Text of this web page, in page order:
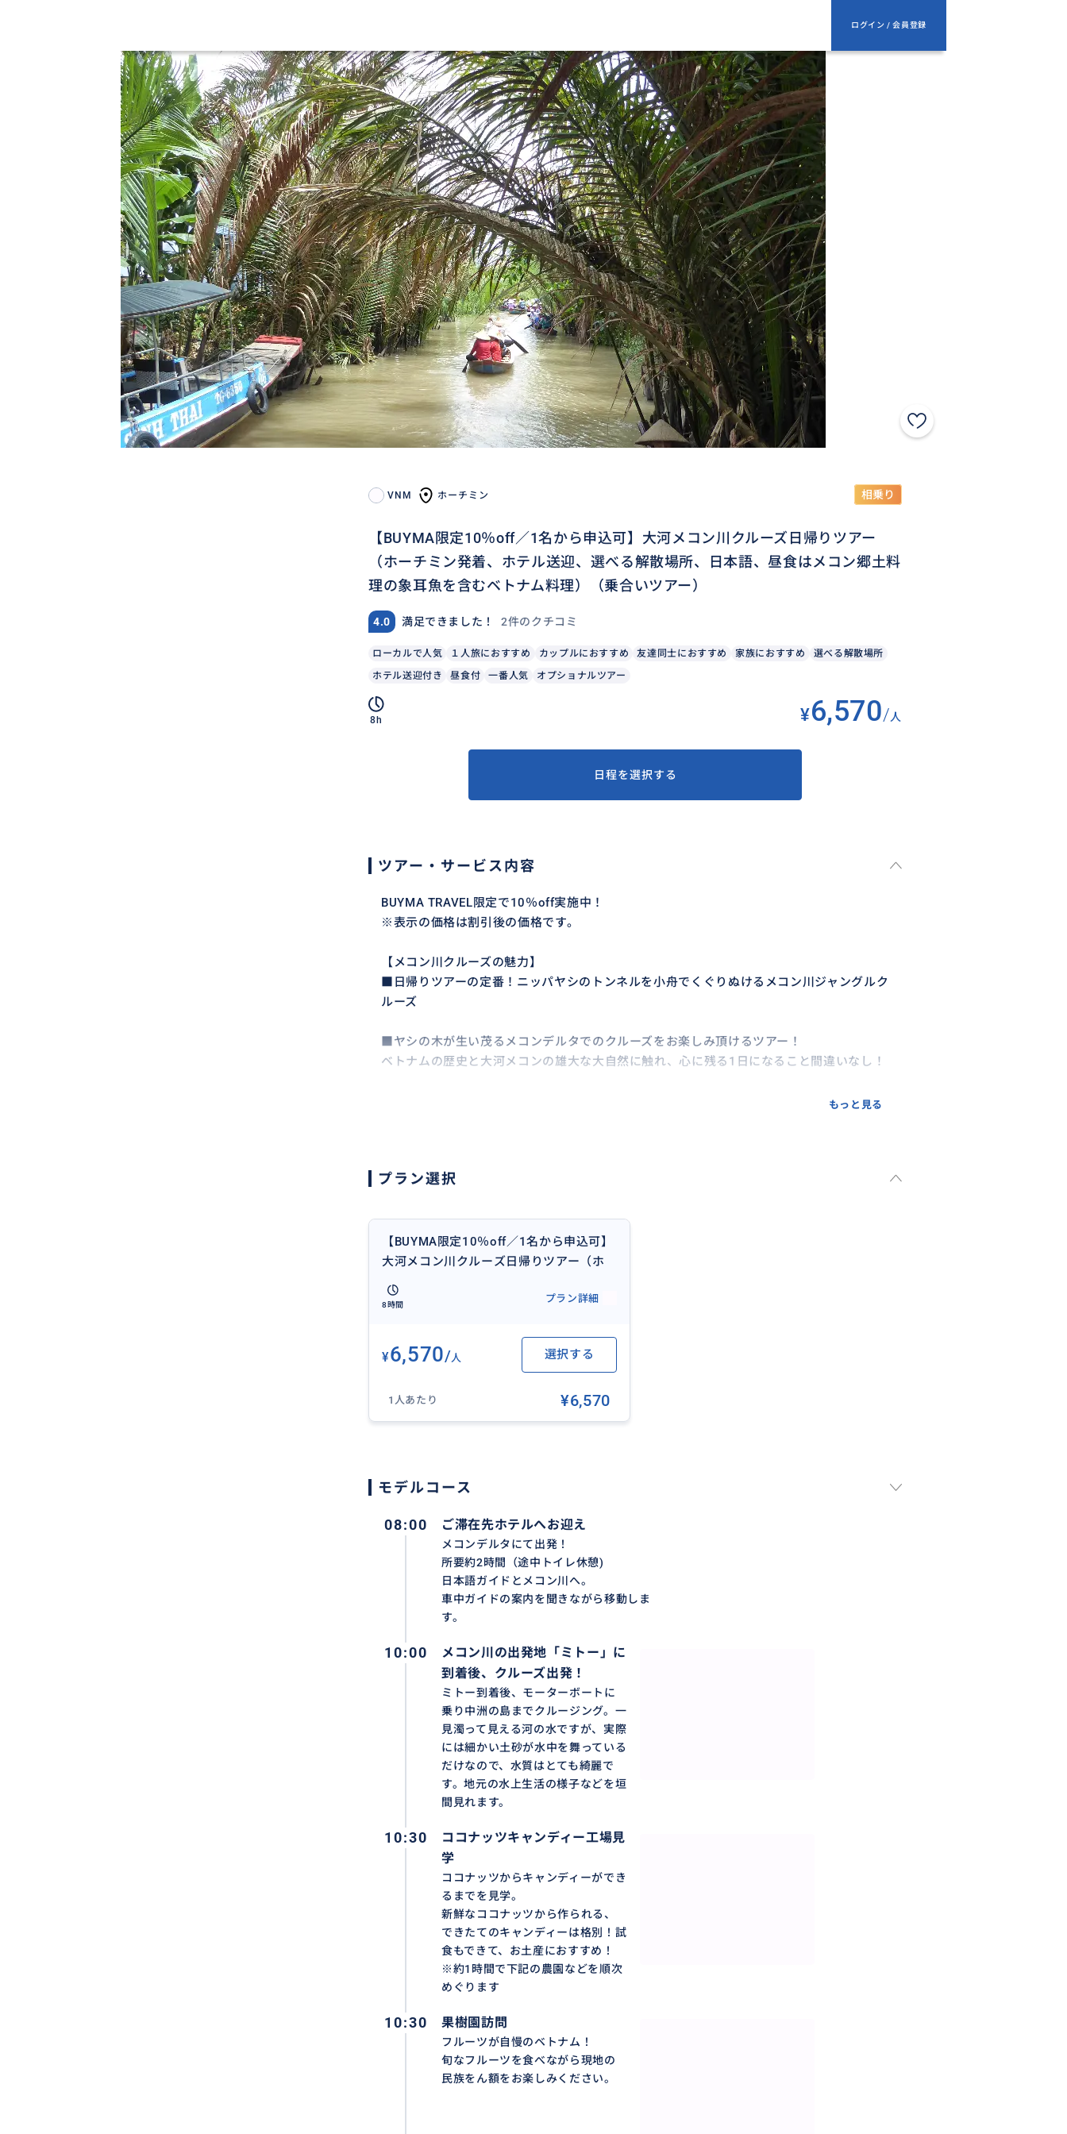
ログイン / 会員登録
VNM ホーチミン 相乗り
【BUYMA限定10％off／1名から申込可】大河メコン川クルーズ日帰りツアー
（ホーチミン発着、ホテル送迎、選べる解散場所、日本語、昼食はメコン郷土料
理の象耳魚を含むベトナム料理）（乗合いツアー）
4.0 満足できました！ 2件のクチコミ
ローカルで人気 １人旅におすすめ カップルにおすすめ 友達同士におすすめ 家族におすすめ
選べる解散場所
ホテル送迎付き
昼食付 一番人気 オプショナルツアー
8h ¥6,570/人
日程を選択する
ツアー・サービス内容
BUYMA TRAVEL限定で10％off実施中！
※表示の価格は割引後の価格です。
【メコン川クルーズの魅力】
■日帰りツアーの定番！ニッパヤシのトンネルを小舟でくぐりぬけるメコン川ジャングルク
ルーズ
■ヤシの木が生い茂るメコンデルタでのクルーズをお楽しみ頂けるツアー！
ベトナムの歴史と大河メコンの雄大な大自然に触れ、心に残る1日になること間違いなし！
■ニッパヤシのトンネルを小舟でくぐりぬけるジャングルクルーズは、南国ならではの豊か
■ゆっくりと流れる時間とメコン川付近で暮らす人々の風景を見ながら、日本にはない非
おすすめ
アドベンチャーさながらのジャングルクルーズ！
手漕ぎボートなのでより水面近くでメコン川を体感。
もっと見る
プラン選択
【BUYMA限定10％off／1名から申込可】
大河メコン川クルーズ日帰りツアー（ホ
ーチミン発着、ホテル送迎、選べる解散
場所、日本語、昼食はメコン郷土料理の
8時間
プラン詳細
¥6,570/人 選択する
1人あたり ¥6,570
モデルコース
08:00 ご滞在先ホテルへお迎え
メコンデルタにて出発！
所要約2時間（途中トイレ休憩)
日本語ガイドとメコン川へ。
車中ガイドの案内を聞きながら移動しま
す。
10:00
メコン川の出発地「ミトー」に
到着後、クルーズ出発！
ミトー到着後、モーターボートに
乗り中洲の島までクルージング。一
見濁って見える河の水ですが、実際
には細かい土砂が水中を舞っている
だけなので、水質はとても綺麗で
す。地元の水上生活の様子などを垣
間見れます。
10:30
ココナッツキャンディー工場見
学
ココナッツからキャンディーができ
るまでを見学。
新鮮なココナッツから作られる、
できたてのキャンディーは格別！試
食もできて、お土産におすすめ！
※約1時間で下記の農園などを順次
めぐります
10:30 果樹園訪問
フルーツが自慢のベトナム！
旬なフルーツを食べながら現地の
民族をん額をお楽しみください。